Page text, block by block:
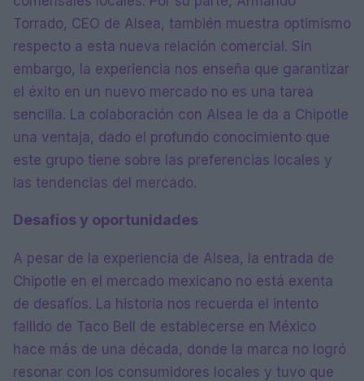
Torrado, CEO de Alsea, también muestra optimismo
respecto a esta nueva relación comercial. Sin
embargo, la experiencia nos enseña que garantizar
el éxito en un nuevo mercado no es una tarea
sencilla. La colaboración con Alsea le da a Chipotle
una ventaja, dado el profundo conocimiento que
este grupo tiene sobre las preferencias locales y
las tendencias del mercado.
Desafíos y oportunidades
A pesar de la experiencia de Alsea, la entrada de
Chipotle en el mercado mexicano no está exenta
de desafíos. La historia nos recuerda el intento
fallido de Taco Bell de establecerse en México
hace más de una década, donde la marca no logró
resonar con los consumidores locales y tuvo que